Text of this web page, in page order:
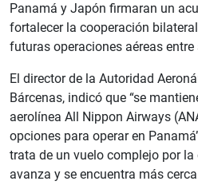
Panamá y Japón firmaran un
fortalecer la cooperación
futuras operaciones aéreas
El director de la Autoridad
Bárcenas, indicó que “se
aerolínea All Nippon Airways
opciones para operar en
trata de un vuelo complejo por
avanza y se encuentra más